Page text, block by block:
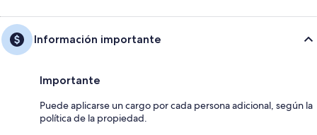
Información importante
Importante
Puede aplicarse un cargo por cada persona adicional, según la
política de la propiedad.